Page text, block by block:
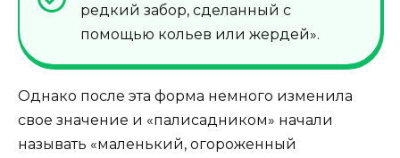
редкий забор, сделанный с
помощью кольев или жердей».
Однако после эта форма немного изменила
свое значение и «палисадником» начали
называть «маленький, огороженный